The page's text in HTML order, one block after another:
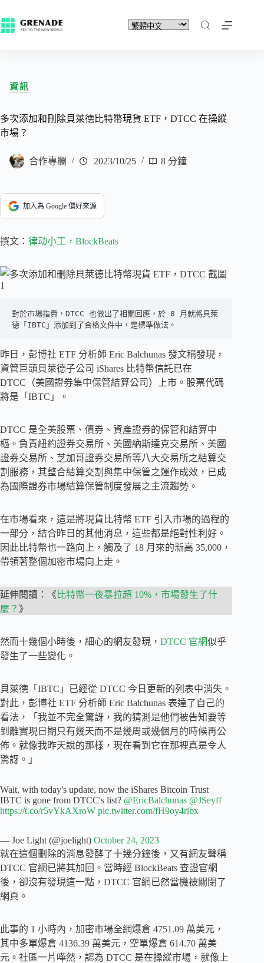
資訊
多次添加和刪除貝萊德比特幣現貨 ETF，DTCC 在操縱
市場？
合作專欄 2023/10/25 8 分鐘
加入為 Google 偏好來源
撰文： 律动小工，BlockBeats
對於市場指責，DTCC 也做出了相關回應，於 8 月就將貝萊
德「IBTC」添加到了合格文件中，是標準做法。
昨日，彭博社 ETF 分析師 Eric Balchunas 發文稱發現，
資管巨頭貝萊德子公司 iShares 比特幣信託已在
DTCC（美國證券集中保管結算公司）上市。股票代碼
將是「IBTC」。
DTCC 是全美股票、債券、資產證券的保管和結算中
樞。負責紐約證券交易所、美國納斯達克交易所、美國
證券交易所、芝加哥證券交易所等八大交易所之結算交
割服務，其整合結算交割與集中保管之運作成效，已成
為國際證券市場結算保管制度發展之主流趨勢。
在市場看來，這是將現貨比特幣 ETF 引入市場的過程的
一部分，結合昨日的其他消息，這些都是絕對性利好。
因此比特幣也一路向上，觸及了 18 月來的新高 35,000，
帶領著整個加密市場向上走。
延伸閱讀：《 比特幣一夜暴拉超 10%，市場發生了什
麼？ 》
然而十幾個小時後，細心的網友發現， DTCC 官網似乎
發生了一些變化。
貝萊德「IBTC」已經從 DTCC 今日更新的列表中消失。
對此，彭博社 ETF 分析師 Eric Balchunas 表達了自己的
看法，「我並不完全驚訝，我的猜測是他們被告知要等
到離實現日期只有幾天而不是幾周或幾個月的時候再公
佈。就像我昨天說的那樣，現在看到它在那裡真是令人
驚訝。」
Wait, with today's update, now the iShares Bitcoin Trust
IBTC is gone from DTCC's list? @EricBalchunas @JSeyff
https://t.co/r5vYkAXroW pic.twitter.com/fH9oy4ribx
— Joe Light (@joelight) October 24, 2023
就在這個刪除的消息發酵了十幾分鐘後，又有網友聲稱
DTCC 官網已將其加回。當時經 BlockBeats 查證官網
後，卻沒有發現這一點，DTCC 官網已然當機被關閉了
網頁。
此事的 1 小時內，加密市場全網爆倉 4751.09 萬美元，
其中多單爆倉 4136.39 萬美元，空單爆倉 614.70 萬美
元。社區一片嘩然，認為 DTCC 是在操縱市場，就像上